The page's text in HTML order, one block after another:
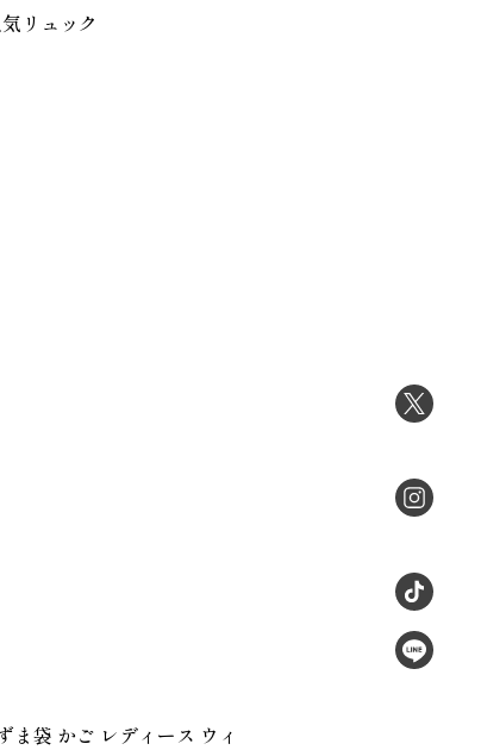
リュック
袋 かご レディース ウィ